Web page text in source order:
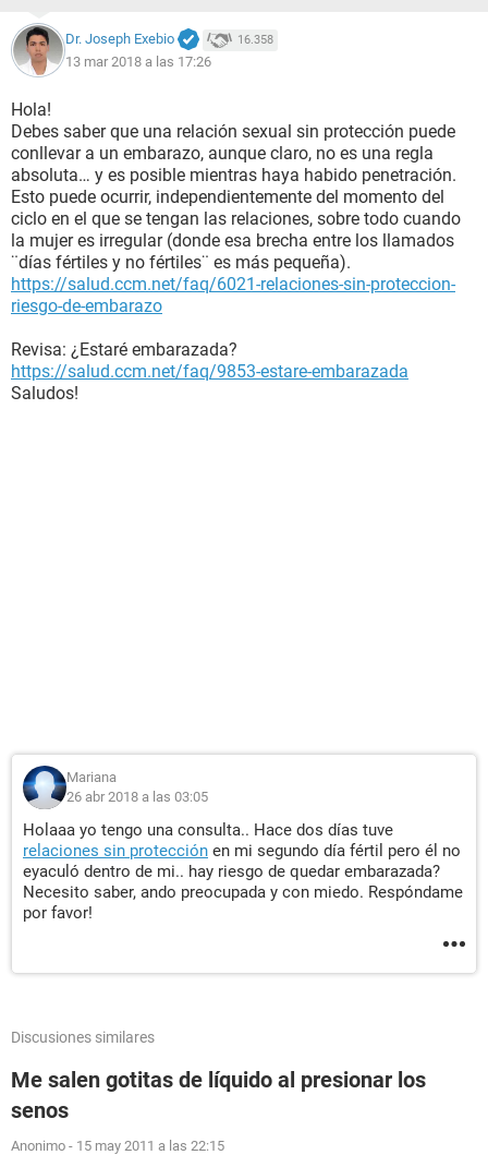
Dr. Joseph Exebio 16.358
13 mar 2018 a las 17:26
Hola!
Debes saber que una relación sexual sin protección puede
conllevar a un embarazo, aunque claro, no es una regla
absoluta… y es posible mientras haya habido penetración.
Esto puede ocurrir, independientemente del momento del
ciclo en el que se tengan las relaciones, sobre todo cuando
la mujer es irregular (donde esa brecha entre los llamados
¨días fértiles y no fértiles¨ es más pequeña).
https://salud.ccm.net/faq/6021-relaciones-sin-proteccion-
riesgo-de-embarazo
Revisa: ¿Estaré embarazada?
https://salud.ccm.net/faq/9853-estare-embarazada
Saludos!
Mariana
26 abr 2018 a las 03:05
Holaaa yo tengo una consulta.. Hace dos días tuve
relaciones sin protección en mi segundo día fértil pero él no
eyaculó dentro de mi.. hay riesgo de quedar embarazada?
Necesito saber, ando preocupada y con miedo. Respóndame
por favor!
Discusiones similares
Me salen gotitas de líquido al presionar los
senos
Anonimo - 15 may 2011 a las 22:15